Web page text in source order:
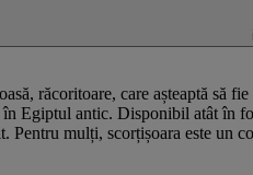
răcoritoare, care așteaptă să
Egiptul antic. Disponibil atât în
Pentru mulți, scorțișoara este